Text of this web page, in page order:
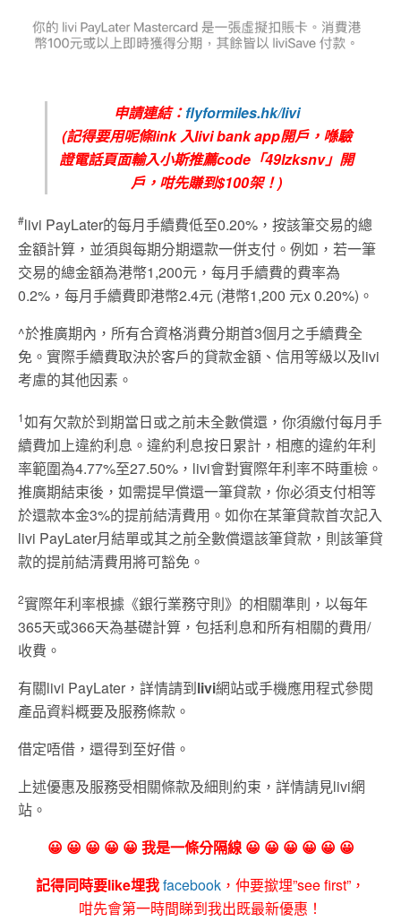
申請連結：flyformiles.hk/livi
(記得要用呢條link 入livi bank app開戶，喺驗
證電話頁面輸入小斯推薦code「49lzksnv」開
戶，咁先賺到$100架！)
#livi PayLater的每月手續費低至0.20%，按該筆交易的總
金額計算，並須與每期分期還款一併支付。例如，若一筆
交易的總金額為港幣1,200元，每月手續費的費率為
0.2%，每月手續費即港幣2.4元 (港幣1,200 元x 0.20%)。
^於推廣期內，所有合資格消費分期首3個月之手續費全
免。實際手續費取決於客戶的貸款金額、信用等級以及livi
考慮的其他因素。
1如有欠款於到期當日或之前未全數償還，你須繳付每月手
續費加上違約利息。違約利息按日累計，相應的違約年利
率範圍為4.77%至27.50%，livi會對實際年利率不時重檢。
推廣期結束後，如需提早償還一筆貸款，你必須支付相等
於還款本金3%的提前結清費用。如你在某筆貸款首次記入
livi PayLater月結單或其之前全數償還該筆貸款，則該筆貸
款的提前結清費用將可豁免。
2實際年利率根據《銀行業務守則》的相關準則，以每年
365天或366天為基礎計算，包括利息和所有相關的費用/
收費。
有關livi PayLater，詳情請到livi網站或手機應用程式參閱
產品資料概要及服務條款。
借定唔借，還得到至好借。
上述優惠及服務受相關條款及細則約束，詳情請見livi網
站。
😀 😀 😀 😀 😀 我是一條分隔線 😀 😀 😀 😀 😀 😀
記得同時要like埋我facebook ，仲要撳埋”see first”，
咁先會第一時間睇到我出既最新優惠！